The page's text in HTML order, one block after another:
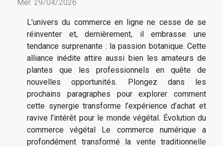
Mer. 29/04/2026
L’univers du commerce en ligne ne cesse de se
réinventer et, dernièrement, il embrasse une
tendance surprenante : la passion botanique. Cette
alliance inédite attire aussi bien les amateurs de
plantes que les professionnels en quête de
nouvelles opportunités. Plongez dans les
prochains paragraphes pour explorer comment
cette synergie transforme l’expérience d’achat et
ravive l’intérêt pour le monde végétal. Évolution du
commerce végétal Le commerce numérique a
profondément transformé la vente traditionnelle